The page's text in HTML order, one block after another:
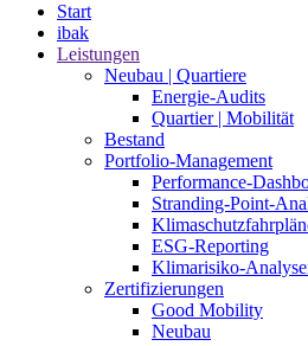
Start
ibak
Leistungen
Neubau | Quartiere
Energie-Audits
Quartier | Mobilität
Bestand
Portfolio-Management
Performance-
Stranding-Point-
ESG-Reporting
Klimarisiko-
Zertifizierungen
Good Mobility
Neubau